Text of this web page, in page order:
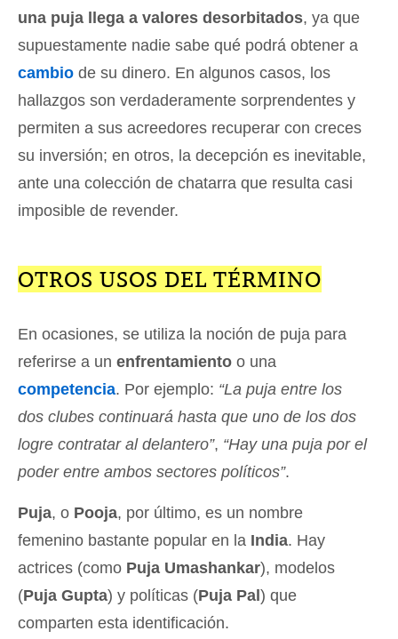
una puja llega a valores desorbitados, ya que
supuestamente nadie sabe qué podrá obtener a
cambio de su dinero. En algunos casos, los
hallazgos son verdaderamente sorprendentes y
permiten a sus acreedores recuperar con creces
su inversión; en otros, la decepción es inevitable,
ante una colección de chatarra que resulta casi
imposible de revender.
OTROS USOS DEL TÉRMINO
En ocasiones, se utiliza la noción de puja para
referirse a un enfrentamiento o una
competencia. Por ejemplo: “La puja entre los
dos clubes continuará hasta que uno de los dos
logre contratar al delantero”, “Hay una puja por el
poder entre ambos sectores políticos”.
Puja, o Pooja, por último, es un nombre
femenino bastante popular en la India. Hay
actrices (como Puja Umashankar), modelos
(Puja Gupta) y políticas (Puja Pal) que
comparten esta identificación.